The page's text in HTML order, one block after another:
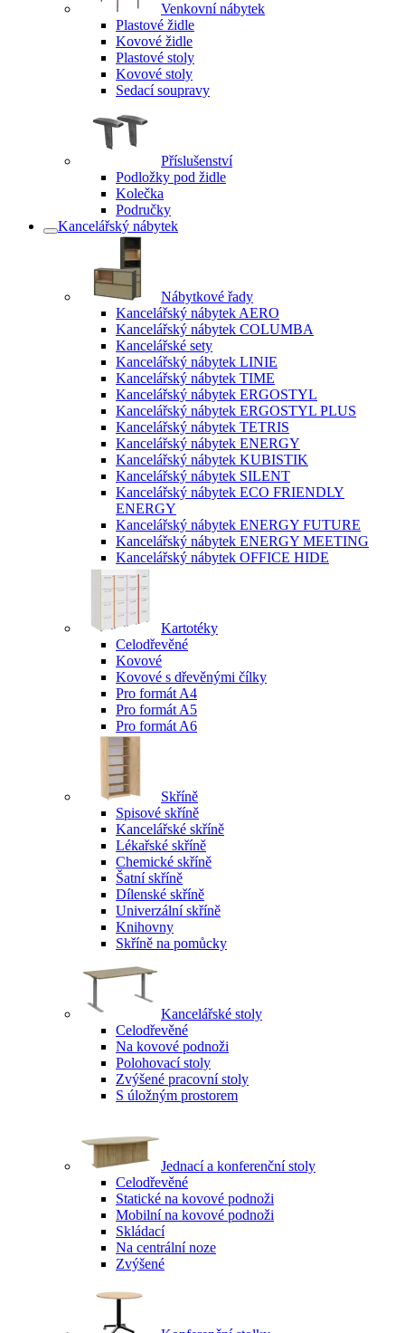
Venkovní nábytek
Plastové židle
Kovové židle
Plastové stoly
Kovové stoly
Sedací soupravy
Příslušenství
Podložky pod židle
Kolečka
Područky
Kancelářský nábytek
Nábytkové řady
Kancelářský nábytek AERO
Kancelářský nábytek COLUMBA
Kancelářské sety
Kancelářský nábytek LINIE
Kancelářský nábytek TIME
Kancelářský nábytek ERGOSTYL
Kancelářský nábytek ERGOSTYL PLUS
Kancelářský nábytek TETRIS
Kancelářský nábytek ENERGY
Kancelářský nábytek KUBISTIK
Kancelářský nábytek SILENT
Kancelářský nábytek ECO FRIENDLY
ENERGY
Kancelářský nábytek ENERGY FUTURE
Kancelářský nábytek ENERGY MEETING
Kancelářský nábytek OFFICE HIDE
Kartotéky
Celodřevěné
Kovové
Kovové s dřevěnými čílky
Pro formát A4
Pro formát A5
Pro formát A6
Skříně
Spisové skříně
Kancelářské skříně
Lékařské skříně
Chemické skříně
Šatní skříně
Dílenské skříně
Univerzální skříně
Knihovny
Skříně na pomůcky
Kancelářské stoly
Celodřevěné
Na kovové podnoži
Polohovací stoly
Zvýšené pracovní stoly
S úložným prostorem
Jednací a konferenční stoly
Celodřevěné
Statické na kovové podnoži
Mobilní na kovové podnoži
Skládací
Na centrální noze
Zvýšené